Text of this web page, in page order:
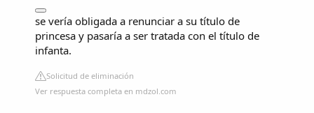
se vería obligada a renunciar a su título de
princesa y pasaría a ser tratada con el título de
infanta.
Solicitud de eliminación
Ver respuesta completa en mdzol.com